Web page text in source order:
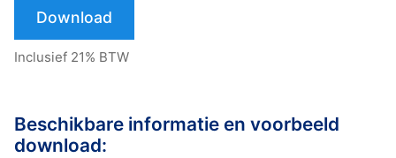
Download
Inclusief 21% BTW
Beschikbare informatie en voorbeeld
download: